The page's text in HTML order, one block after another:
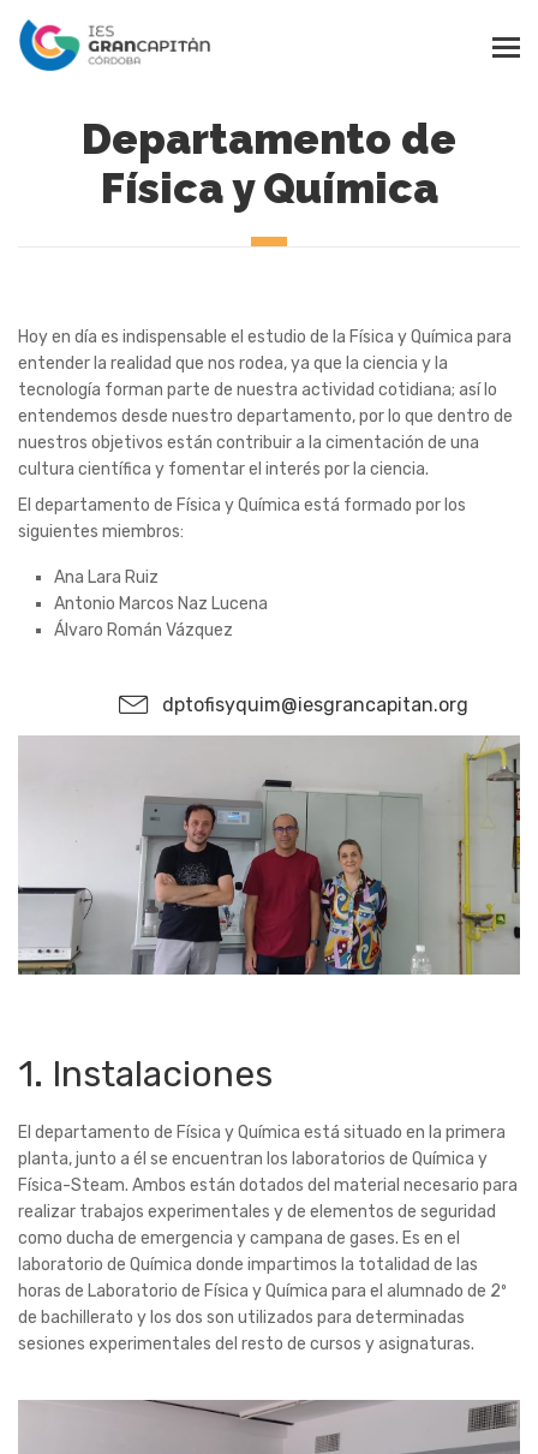
Departamento de
Física y Química
Hoy en día es indispensable el estudio de la Física y Química para
entender la realidad que nos rodea, ya que la ciencia y la
tecnología forman parte de nuestra actividad cotidiana; así lo
entendemos desde nuestro departamento, por lo que dentro de
nuestros objetivos están contribuir a la cimentación de una
cultura científica y fomentar el interés por la ciencia.
El departamento de Física y Química está formado por los
siguientes miembros:
Ana Lara Ruiz
Antonio Marcos Naz Lucena
Álvaro Román Vázquez
dptofisyquim@iesgrancapitan.org
1. Instalaciones
El departamento de Física y Química está situado en la primera
planta, junto a él se encuentran los laboratorios de Química y
Física-Steam. Ambos están dotados del material necesario para
realizar trabajos experimentales y de elementos de seguridad
como ducha de emergencia y campana de gases. Es en el
laboratorio de Química donde impartimos la totalidad de las
horas de Laboratorio de Física y Química para el alumnado de 2º
de bachillerato y los dos son utilizados para determinadas
sesiones experimentales del resto de cursos y asignaturas.